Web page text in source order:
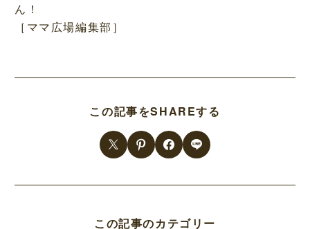
ん！
［ママ広場編集部］
この記事をSHAREする
この記事のカテゴリー